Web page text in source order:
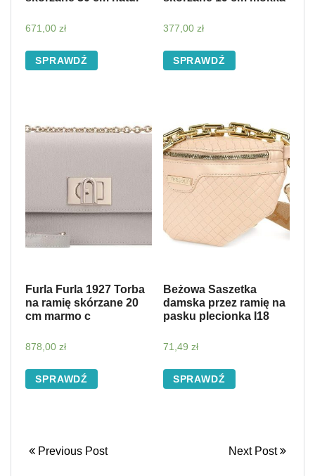
671,00 zł
SPRAWDŹ
377,00 zł
SPRAWDŹ
Furla Furla 1927 Torba
na ramię skórzane 20
cm marmo c
878,00 zł
SPRAWDŹ
Beżowa Saszetka
damska przez ramię na
pasku plecionka I18
71,49 zł
SPRAWDŹ
Previous Post Next Post